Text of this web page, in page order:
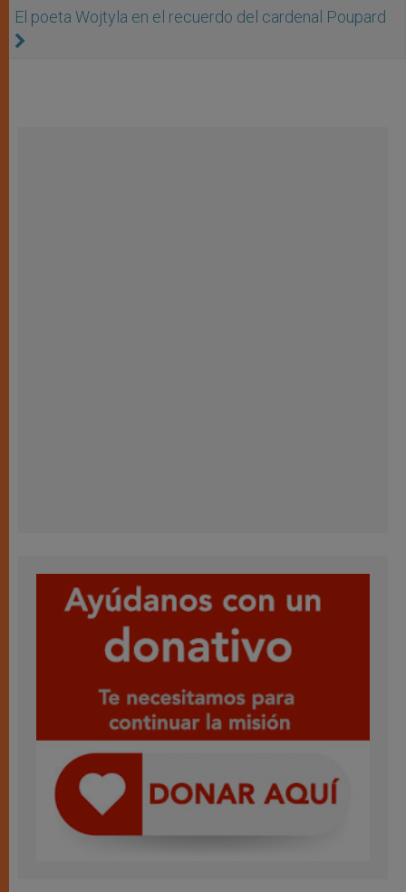
El poeta Wojtyla en el recuerdo del cardenal Poupard